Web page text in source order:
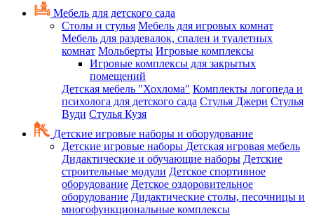
Мебель для детского сада
Столы и стулья Мебель для игровых комнат
Мебель для раздевалок, спален и туалетных
комнат Мольберты Игровые комплексы
Игровые комплексы для закрытых
помещений
Детская мебель "Хохлома" Комплекты логопеда и
психолога для детского сада Стулья Джери Стулья
Вуди Стулья Кузя
Детские игровые наборы и оборудование
Детские игровые наборы Детская игровая мебель
Дидактические и обучающие наборы Детские
строительные модули Детское спортивное
оборудование Детское оздоровительное
оборудование Дидактические столы, песочницы и
многофункциональные комплексы